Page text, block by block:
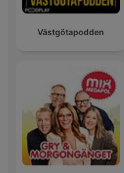
Västgötapodden